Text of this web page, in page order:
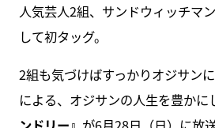
人気芸人2組、サンドウィッチマ
して初タッグ。
2組も気づけばすっかりオジサン
による、オジサンの人生を豊かに